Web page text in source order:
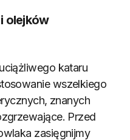
olejków
kataru
wszelkiego
znanych
Przed
zasięgnijmy